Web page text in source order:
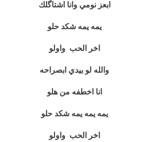
ابعز نومي وانا اشتاگلك
يمه يمه شكد حلو
اخر الحب واولو
والله لو بيدي ابصراحه
انا اخطفه من هلو
يمه يمه يمه شكد حلو
اخر الحب واولو